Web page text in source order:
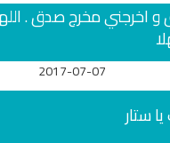
و اخرجني مخرج صدق .
2017-07-07
ستار
اقمار الهبارية
فريق أجناد للفن